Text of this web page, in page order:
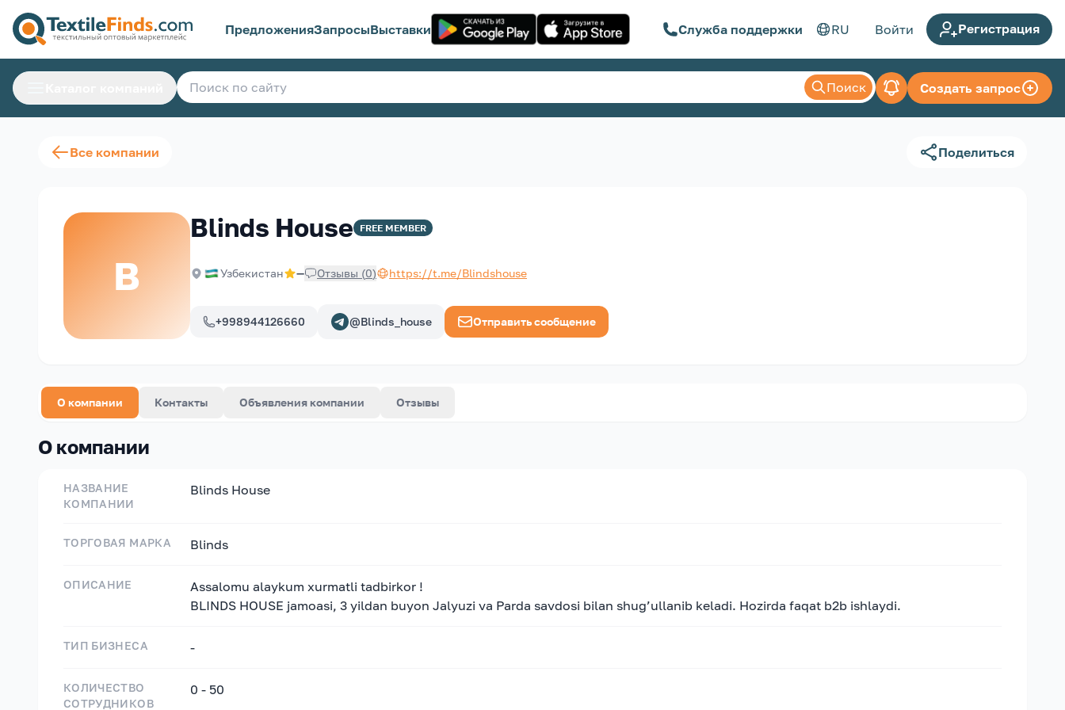
ПредложенияЗапросыВыставки Служба поддержки RU Войти Регистрация
Поиск Создать запрос
Все компании Поделиться
B
Blinds House FREE MEMBER
Узбекистан — Отзывы (0) https://t.me/Blindshouse
+998944126660 @Blinds_house Отправить сообщение
О компании Контакты Объявления компании Отзывы
О компании
НАЗВАНИЕ
КОМПАНИИ
Blinds House
ТОРГОВАЯ МАРКА Blinds
ОПИСАНИЕ
Assalomu alaykum xurmatli tadbirkor !
BLINDS HOUSE jamoasi, 3 yildan buyon Jalyuzi va Parda savdosi bilan shug’ullanib keladi. Hozirda faqat b2b ishlaydi.
ТИП БИЗНЕСА -
КОЛИЧЕСТВО
СОТРУДНИКОВ
0 - 50